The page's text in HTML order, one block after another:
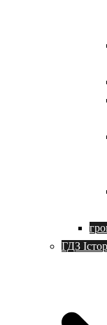
ГДЗ